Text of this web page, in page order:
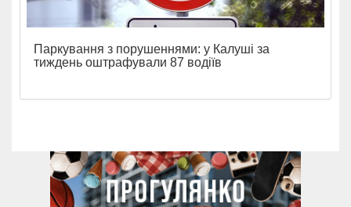
Паркування з порушеннями: у Калуші за
тиждень оштрафували 87 водіїв